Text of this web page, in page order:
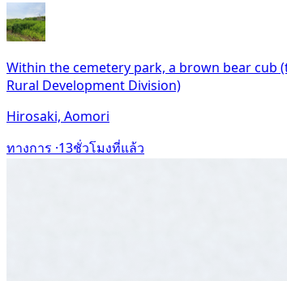
Within the cemetery park, a brown bear cub
Rural Development Division)
Hirosaki, Aomori
ทางการ ·13ชั่วโมงที่แล้ว